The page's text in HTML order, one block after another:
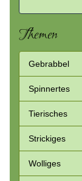
Themen
Gebrabbel
Spinnertes
Tierisches
Strickiges
Wolliges